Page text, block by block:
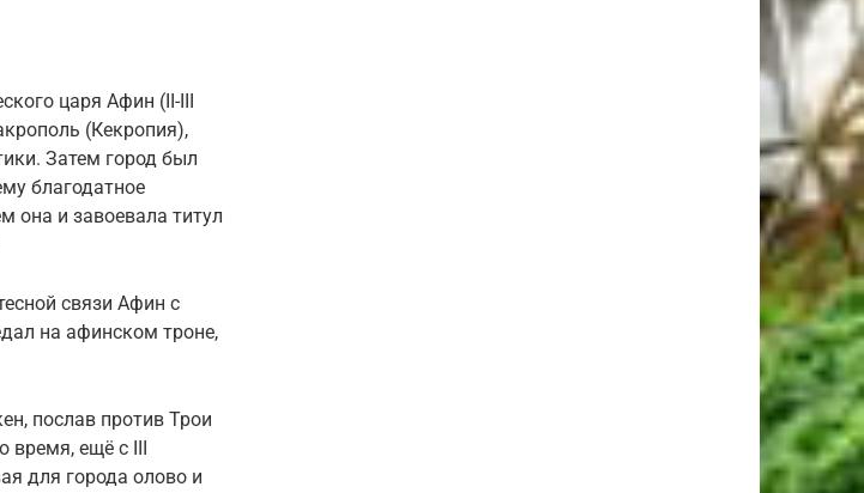
царя Афин (II-III
(Кекропия),
Затем город был
благодатное
она и завоевала титул
связи Афин с
на афинском троне,
послав против Трои
ещё с III
для города олово и